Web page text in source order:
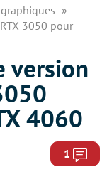
3050 pour
version
4060
1